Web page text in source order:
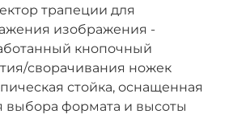
трапеции для
изображения -
кнопочный
сворачивания ножек
стойка, оснащенная
выбора формата и высоты